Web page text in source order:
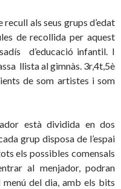
als seus grups d’edat
de recollida per aquest
d’educació infantil. I
llista al gimnàs. 3r,4t,5è
de som artistes i som
està dividida en dos
grup disposa de l’espai
els possibles comensals
al menjador, podran
del dia, amb els bits